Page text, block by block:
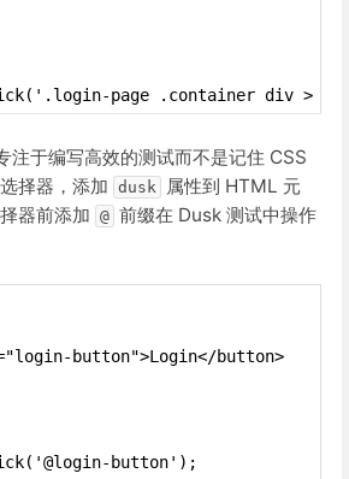
page .container div >
注于编写高效的测试而不是记住 CSS
择器，添加 dusk
属性到 HTML 元
器前添加 @ 前缀在 Dusk 测试中操作
button">Login</button>
button');